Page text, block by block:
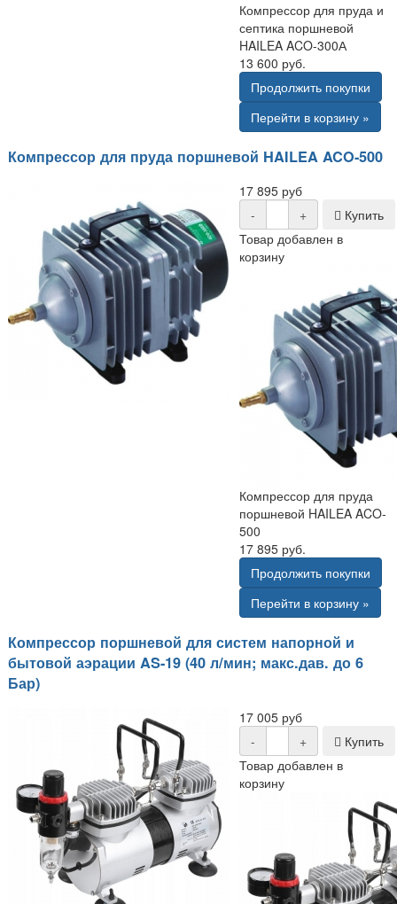
Компрессор для пруда и
септика поршневой
HAILEA ACO-300А
13 600 руб.
Продолжить покупки
Перейти в корзину »
Компрессор для пруда поршневой HAILEA ACO-500
17 895 руб
-
+
Купить
Товар добавлен в
корзину
Компрессор для пруда
поршневой HAILEA ACO-
500
17 895 руб.
Продолжить покупки
Перейти в корзину »
Компрессор поршневой для систем напорной и
бытовой аэрации AS-19 (40 л/мин; макс.дав. до 6
Бар)
17 005 руб
-
+
Купить
Товар добавлен в
корзину